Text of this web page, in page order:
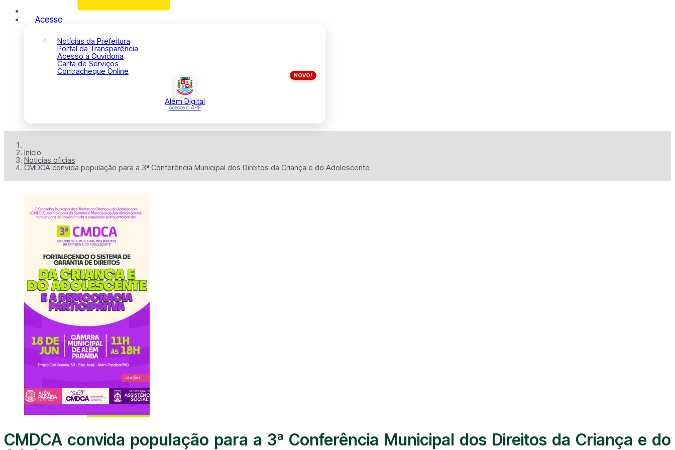
Acesso
Notícias da Prefeitura
Portal da Transparência
Acesso à Ouvidoria
Carta de Serviços
Contracheque Online NOVO!
Além Digital
Acesse o APP
Início
Noticias oficias
CMDCA convida população para a 3ª Conferência Municipal dos Direitos da Criança e do Adolescente
CMDCA convida população para a 3ª Conferência Municipal dos Direitos da Criança e do